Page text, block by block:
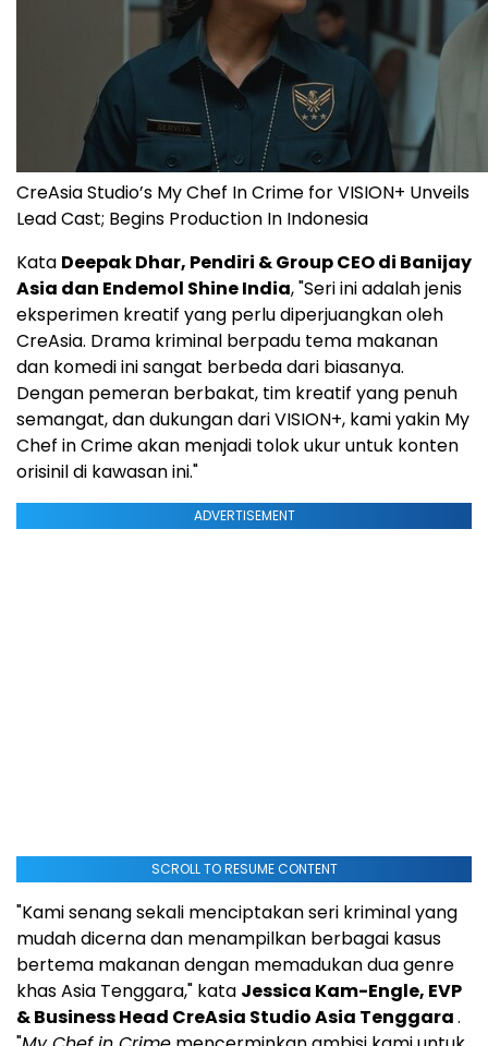
CreAsia Studio’s My Chef In Crime for VISION+ Unveils
Lead Cast; Begins Production In Indonesia
Kata Deepak Dhar, Pendiri & Group CEO di Banijay
Asia dan Endemol Shine India, "Seri ini adalah jenis
eksperimen kreatif yang perlu diperjuangkan oleh
CreAsia. Drama kriminal berpadu tema makanan
dan komedi ini sangat berbeda dari biasanya.
Dengan pemeran berbakat, tim kreatif yang penuh
semangat, dan dukungan dari VISION+, kami yakin My
Chef in Crime akan menjadi tolok ukur untuk konten
orisinil di kawasan ini."
ADVERTISEMENT
SCROLL TO RESUME CONTENT
"Kami senang sekali menciptakan seri kriminal yang
mudah dicerna dan menampilkan berbagai kasus
bertema makanan dengan memadukan dua genre
khasAsia Tenggara," kata Jessica Kam-Engle, EVP
& Business Head CreAsia Studio Asia Tenggara.